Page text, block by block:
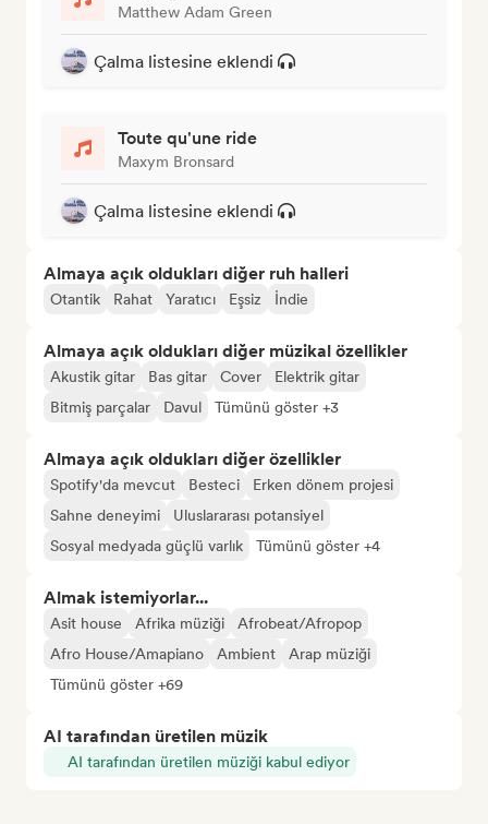
Matthew Adam Green
Çalma listesine eklendi
Toute qu'une ride
Maxym Bronsard
Çalma listesine eklendi
Almaya açık oldukları diğer ruh halleri
Otantik Rahat Yaratıcı Eşsiz İndie
Almaya açık oldukları diğer müzikal özellikler
Akustik gitar Bas gitar Cover
Elektrik gitar
Bitmiş parçalar
Davul Tümünü göster +3
Almaya açık oldukları diğer özellikler
Spotify'da mevcut Besteci
Erken dönem projesi
Sahne deneyimi
Uluslararası potansiyel
Sosyal medyada güçlü varlık
Tümünü göster +4
Almak istemiyorlar...
Asit house Afrika müziği
Afrobeat/Afropop
Afro House/Amapiano
Ambient
Arap müziği
Tümünü göster +69
AI tarafından üretilen müzik
AI tarafından üretilen müziği kabul ediyor